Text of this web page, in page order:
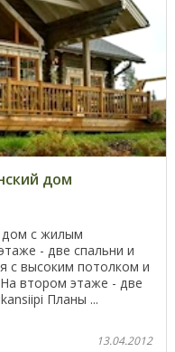
дом
дом с жилым
- две спальни и
с высоким потолком и
втором этаже - две
Планы ...
13.04.2012